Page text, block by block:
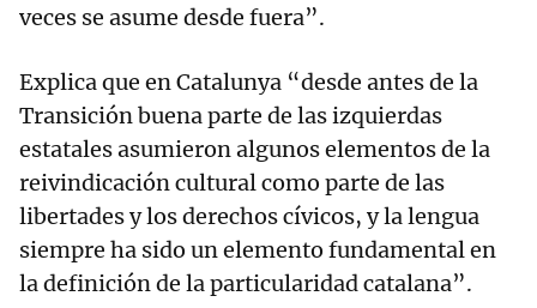
veces se asume desde fuera”.
Explica que en Catalunya “desde antes de la
Transición buena parte de las izquierdas
estatales asumieron algunos elementos de la
reivindicación cultural como parte de las
libertades y los derechos cívicos, y la lengua
siempre ha sido un elemento fundamental en
la definición de la particularidad catalana”.